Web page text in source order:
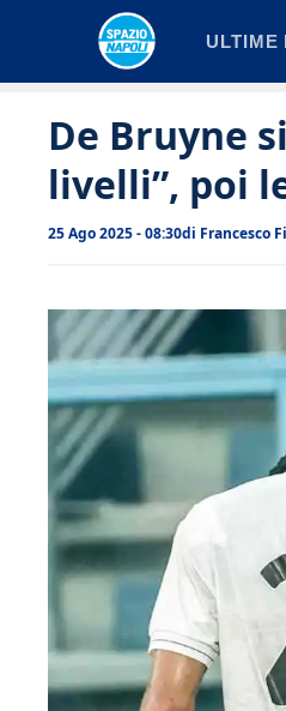
ULTIME
De Bruyne
livelli”, poi
25 Ago 2025 - 08:30di Francesco